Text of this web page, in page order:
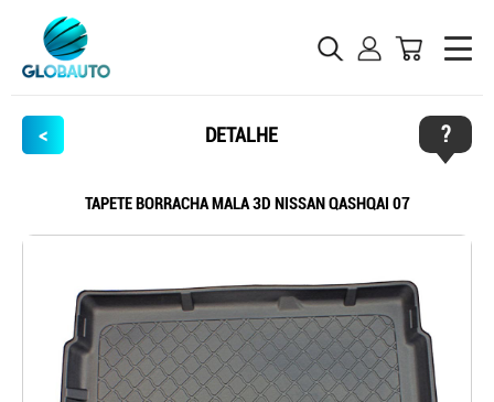
< DETALHE ?
TAPETE BORRACHA MALA 3D NISSAN QASHQAI 07